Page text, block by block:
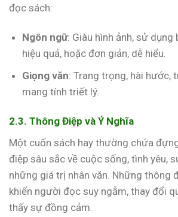
đọc sách:
Ngôn ngữ: Giàu hình ảnh, sử dụng
hiệu quả, hoặc đơn giản, dễ hiểu.
Giọng văn: Trang trọng, hài hước,
mang tính triết lý.
2.3. Thông Điệp và Ý Nghĩa
Một cuốn sách hay thường chứa
điệp sâu sắc về cuộc sống, tình yêu,
những giá trị nhân văn. Những thông
khiến người đọc suy ngẫm, thay đổi
thấy sự đồng cảm.